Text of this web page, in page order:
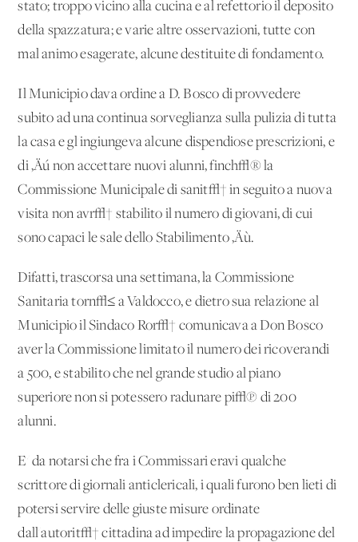
stato; troppo vicino alla cucina e al refettorio il deposito
della spazzatura; e varie altre osservazioni, tutte con
mal animo esagerate, alcune destituite di fondamento.
Il Municipio dava ordine a D. Bosco di provvedere
subito ad una continua sorveglianza sulla pulizia di tutta
la casa e gl'ingiungeva alcune dispendiose prescrizioni, e
di ‚Äú non accettare nuovi alunni, finch√® la
Commissione Municipale di sanit√† in seguito a nuova
visita non avr√† stabilito il numero di giovani, di cui
sono capaci le sale dello Stabilimento ‚Äù.
Difatti, trascorsa una settimana, la Commissione
Sanitaria torn√≤ a Valdocco, e dietro sua relazione al
Municipio il Sindaco Ror√† comunicava a Don Bosco
aver la Commissione limitato il numero dei ricoverandi
a 500, e stabilito che nel grande studio al piano
superiore non si potessero radunare pi√π di 200
alunni.
E' da notarsi che fra i Commissari eravi qualche
scrittore di giornali anticlericali, i quali furono ben lieti di
potersi servire delle giuste misure ordinate
dall'autorit√† cittadina ad impedire la propagazione del